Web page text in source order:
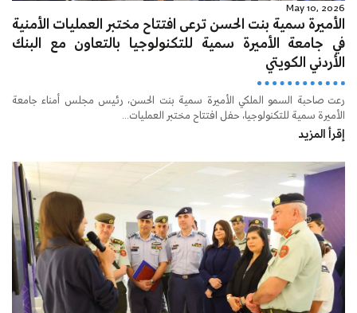
May 10, 2026
الأميرة سمية بنت الحسن ترعى افتتاح مختبر العمليات الأمنية
في جامعة الأميرة سمية للتكنولوجيا بالتعاون مع البنك
الأردني الكويتي
رعت صاحبة السمو الملكي الأميرة سمية بنت الحسن، رئيس مجلس أمناء جامعة
الأميرة سمية للتكنولوجيا، حفل افتتاح مختبر العمليات...
إقرأ المزيد